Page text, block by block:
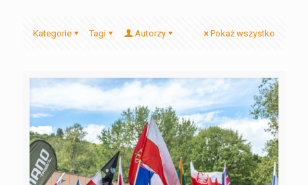
Kategorie Tagi Autorzy Pokaż wszystko